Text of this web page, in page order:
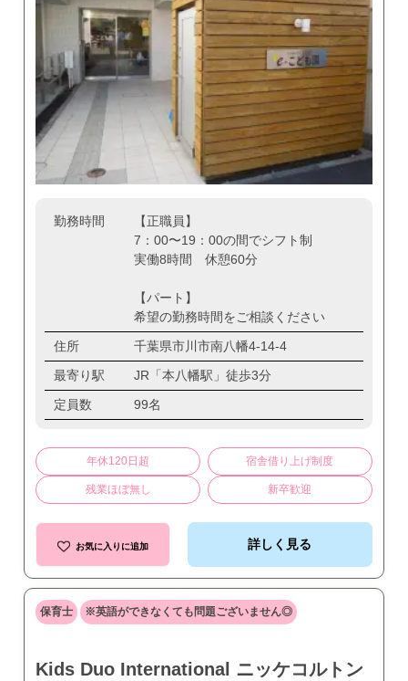
勤務時間
【正職員】
7：00〜19：00の間でシフト制
実働8時間 休憩60分
【パート】
希望の勤務時間をご相談ください
住所
千葉県市川市南八幡4-14-4
最寄り駅
JR「本八幡駅」徒歩3分
定員数
99名
年休120日超 宿舎借り上げ制度
残業ほぼ無し 新卒歓迎
お気に入りに追加 詳しく見る
保育士 ※英語ができなくても問題ございません◎
Kids Duo International ニッケコルトン